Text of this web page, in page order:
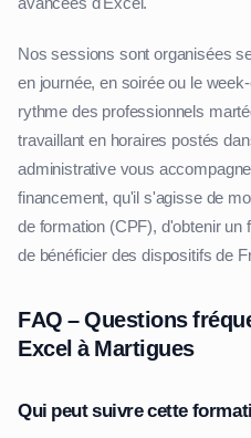
Nos sessions sont organisées
en journée, en soirée ou le
rythme des professionnels
travaillant en horaires postés
administrative vous
financement, qu'il s'agisse de
de formation (CPF), d'obtenir
de bénéficier des dispositifs de
FAQ – Questions
Excel à Martigues
Qui peut suivre cette